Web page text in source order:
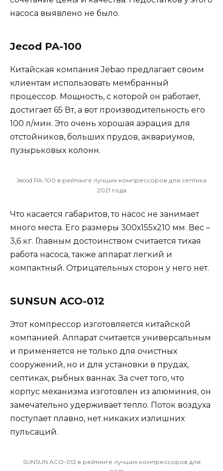
насоса выявлено не было.
Jecod PA-100
Китайская компания Jebao предлагает своим
клиентам использовать мембранный
процессор. Мощность, с которой он работает,
достигает 65 Вт, а вот производительность его
100 л/мин. Это очень хорошая аэрация для
отстойников, больших прудов, аквариумов,
пузырьковых колонн.
Jecod PA-100 в рейтинге лучших компрессоров для септика
2021 года
Что касается габаритов, то насос не занимает
много места. Его размеры 300х155х210 мм. Вес –
3,6 кг. Главным достоинством считается тихая
работа насоса, также аппарат легкий и
компактный. Отрицательных сторон у него нет.
SUNSUN ACO-012
Этот компрессор изготовляется китайской
компанией. Аппарат считается универсальным
и применяется не только для очистных
сооружений, но и для установки в прудах,
септиках, рыбных ваннах. За счет того, что
корпус механизма изготовлен из алюминия, он
замечательно удерживает тепло. Поток воздуха
поступает плавно, нет никаких излишних
пульсаций.
SUNSUN ACO-012 в рейтинге лучших компрессоров для